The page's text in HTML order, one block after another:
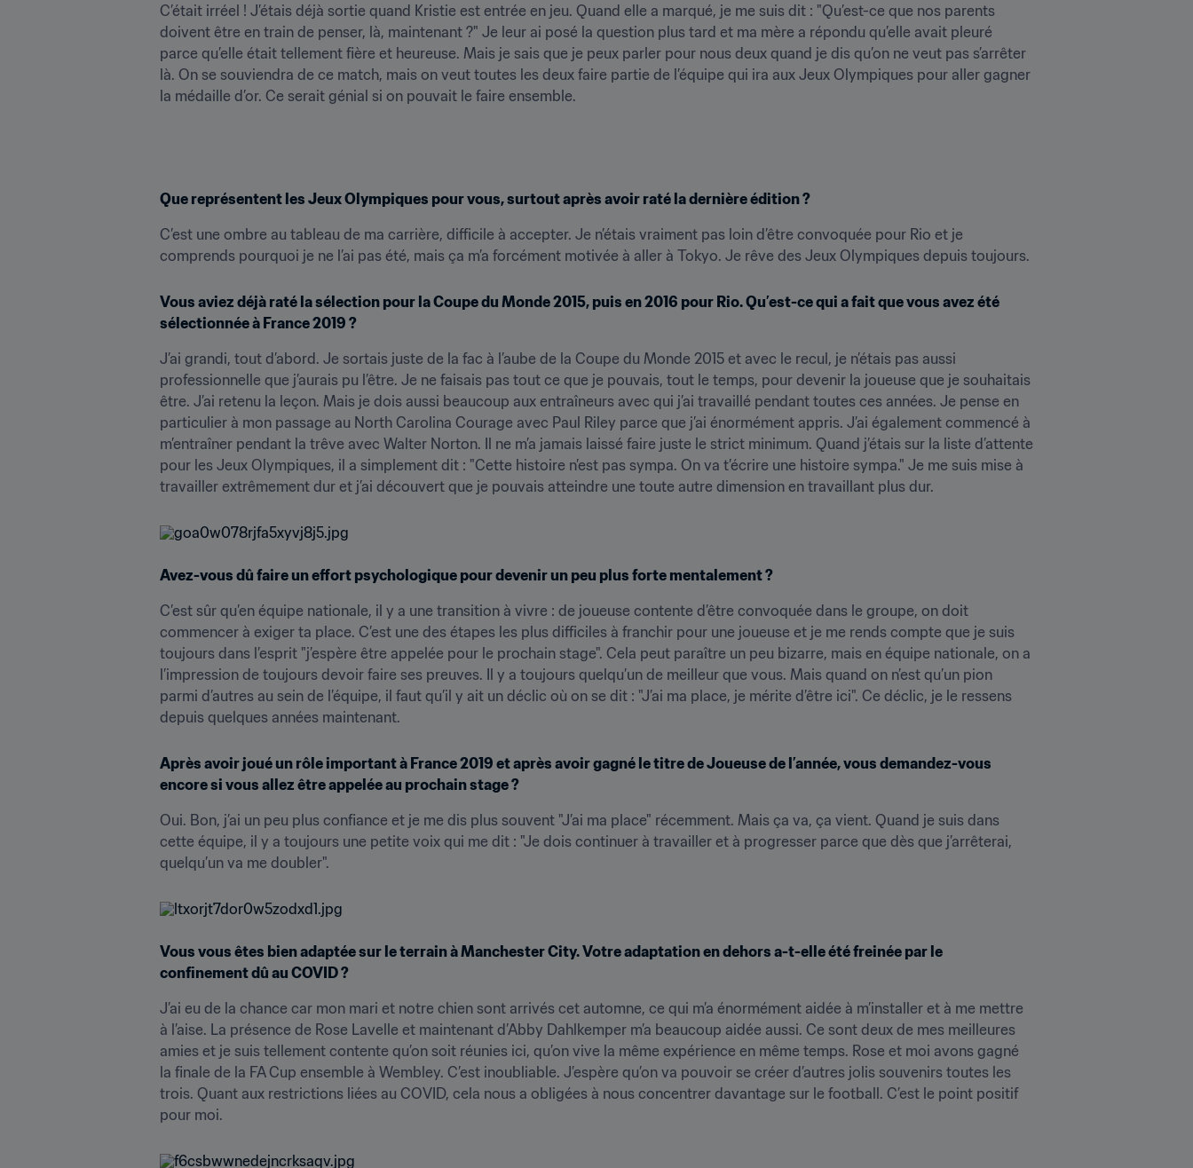
C’était irréel ! J’étais déjà sortie quand Kristie est entrée en jeu. Quand elle a marqué, je me suis dit : "Qu’est-ce que nos parents
doivent être en train de penser, là, maintenant ?" Je leur ai posé la question plus tard et ma mère a répondu qu’elle avait pleuré
parce qu’elle était tellement fière et heureuse. Mais je sais que je peux parler pour nous deux quand je dis qu’on ne veut pas s’arrêter
là. On se souviendra de ce match, mais on veut toutes les deux faire partie de l’équipe qui ira aux Jeux Olympiques pour aller gagner
la médaille d’or. Ce serait génial si on pouvait le faire ensemble.
Que représentent les Jeux Olympiques pour vous, surtout après avoir raté la dernière édition ?
C’est une ombre au tableau de ma carrière, difficile à accepter. Je n’étais vraiment pas loin d’être convoquée pour Rio et je
comprends pourquoi je ne l’ai pas été, mais ça m’a forcément motivée à aller à Tokyo. Je rêve des Jeux Olympiques depuis toujours.
Vous aviez déjà raté la sélection pour la Coupe du Monde 2015, puis en 2016 pour Rio. Qu’est-ce qui a fait que vous avez été
sélectionnée à France 2019 ?
J’ai grandi, tout d’abord. Je sortais juste de la fac à l’aube de la Coupe du Monde 2015 et avec le recul, je n’étais pas aussi
professionnelle que j’aurais pu l’être. Je ne faisais pas tout ce que je pouvais, tout le temps, pour devenir la joueuse que je souhaitais
être. J’ai retenu la leçon. Mais je dois aussi beaucoup aux entraîneurs avec qui j’ai travaillé pendant toutes ces années. Je pense en
particulier à mon passage au North Carolina Courage avec Paul Riley parce que j’ai énormément appris. J’ai également commencé à
m’entraîner pendant la trêve avec Walter Norton. Il ne m’a jamais laissé faire juste le strict minimum. Quand j’étais sur la liste d’attente
pour les Jeux Olympiques, il a simplement dit : "Cette histoire n’est pas sympa. On va t’écrire une histoire sympa." Je me suis mise à
travailler extrêmement dur et j’ai découvert que je pouvais atteindre une toute autre dimension en travaillant plus dur.
Avez-vous dû faire un effort psychologique pour devenir un peu plus forte mentalement ?
C’est sûr qu’en équipe nationale, il y a une transition à vivre : de joueuse contente d’être convoquée dans le groupe, on doit
commencer à exiger ta place. C’est une des étapes les plus difficiles à franchir pour une joueuse et je me rends compte que je suis
toujours dans l’esprit "j’espère être appelée pour le prochain stage". Cela peut paraître un peu bizarre, mais en équipe nationale, on a
l’impression de toujours devoir faire ses preuves. Il y a toujours quelqu’un de meilleur que vous. Mais quand on n’est qu’un pion
parmi d’autres au sein de l’équipe, il faut qu’il y ait un déclic où on se dit : "J’ai ma place, je mérite d’être ici". Ce déclic, je le ressens
depuis quelques années maintenant.
Après avoir joué un rôle important à France 2019 et après avoir gagné le titre de Joueuse de l’année, vous demandez-vous
encore si vous allez être appelée au prochain stage ?
Oui. Bon, j’ai un peu plus confiance et je me dis plus souvent "J’ai ma place" récemment. Mais ça va, ça vient. Quand je suis dans
cette équipe, il y a toujours une petite voix qui me dit : "Je dois continuer à travailler et à progresser parce que dès que j’arrêterai,
quelqu’un va me doubler".
Vous vous êtes bien adaptée sur le terrain à Manchester City. Votre adaptation en dehors a-t-elle été freinée par le
confinement dû au COVID ?
J’ai eu de la chance car mon mari et notre chien sont arrivés cet automne, ce qui m’a énormément aidée à m’installer et à me mettre
à l’aise. La présence de Rose Lavelle et maintenant d’Abby Dahlkemper m’a beaucoup aidée aussi. Ce sont deux de mes meilleures
amies et je suis tellement contente qu’on soit réunies ici, qu’on vive la même expérience en même temps. Rose et moi avons gagné
la finale de la FA Cup ensemble à Wembley. C’est inoubliable. J’espère qu’on va pouvoir se créer d’autres jolis souvenirs toutes les
trois. Quant aux restrictions liées au COVID, cela nous a obligées à nous concentrer davantage sur le football. C’est le point positif
pour moi.